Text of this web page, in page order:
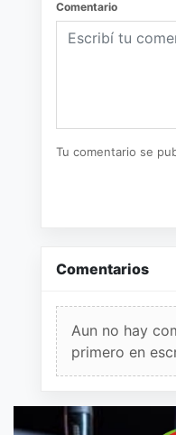
Comentario
Tu comentario se
Comentarios
Aun no hay
primero en